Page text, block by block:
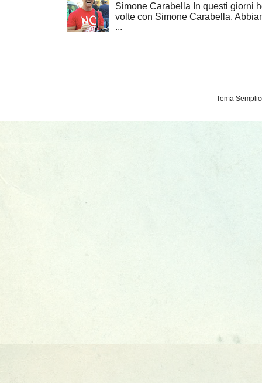
Simone Carabella In questi giorni
volte con Simone Carabella.
...
Tema